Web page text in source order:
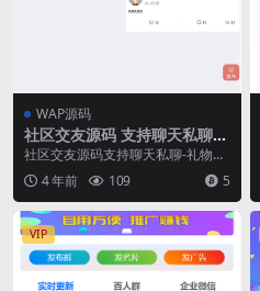
WAP源码
社区交友源码 支持聊天私聊-
礼物系统-直播系统-缘分匹配
+搭建教程
社区交友源码支持聊天私聊-礼物系
统-直播系统-缘分匹配+搭建教程 功
能：社区动态...
4 年前 109 5
VIP